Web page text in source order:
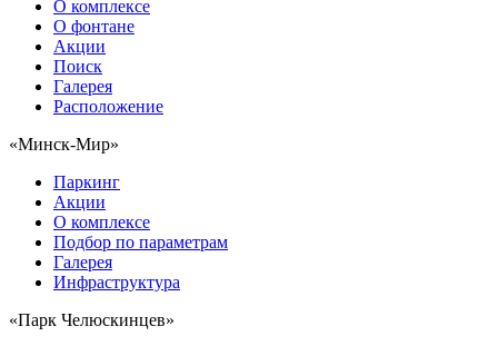
О комплексе
О фонтане
Акции
Поиск
Галерея
Расположение
«Минск-Мир»
Паркинг
Акции
О комплексе
Подбор по параметрам
Галерея
Инфраструктура
«Парк Челюскинцев»